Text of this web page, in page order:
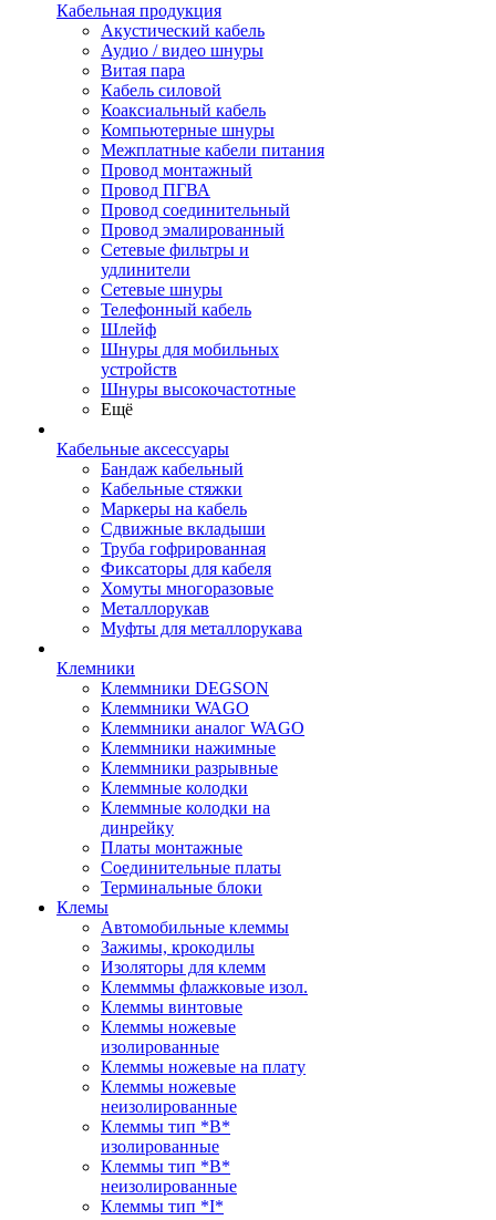
Кабельная продукция
Акустический кабель
Аудио / видео шнуры
Витая пара
Кабель силовой
Коаксиальный кабель
Компьютерные шнуры
Межплатные кабели питания
Провод монтажный
Провод ПГВА
Провод соединительный
Провод эмалированный
Сетевые фильтры и
удлинители
Сетевые шнуры
Телефонный кабель
Шлейф
Шнуры для мобильных
устройств
Шнуры высокочастотные
Ещё
Кабельные аксессуары
Бандаж кабельный
Кабельные стяжки
Маркеры на кабель
Сдвижные вкладыши
Труба гофрированная
Фиксаторы для кабеля
Хомуты многоразовые
Металлорукав
Муфты для металлорукава
Клемники
Клеммники DEGSON
Клеммники WAGO
Клеммники аналог WAGO
Клеммники нажимные
Клеммники разрывные
Клеммные колодки
Клеммные колодки на
динрейку
Платы монтажные
Соединительные платы
Терминальные блоки
Клемы
Автомобильные клеммы
Зажимы, крокодилы
Изоляторы для клемм
Клемммы флажковые изол.
Клеммы винтовые
Клеммы ножевые
изолированные
Клеммы ножевые на плату
Клеммы ножевые
неизолированные
Клеммы тип *B*
изолированные
Клеммы тип *B*
неизолированные
Клеммы тип *I*